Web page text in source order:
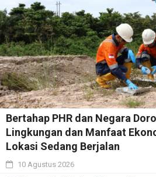
Bertahap PHR dan Negara
Lingkungan dan Manfaat
Lokasi Sedang Berjalan
10 Agustus 2026